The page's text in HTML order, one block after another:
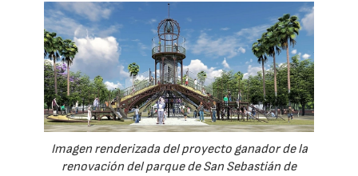
Imagen renderizada del proyecto ganador de la
renovación del parque de San Sebastián de